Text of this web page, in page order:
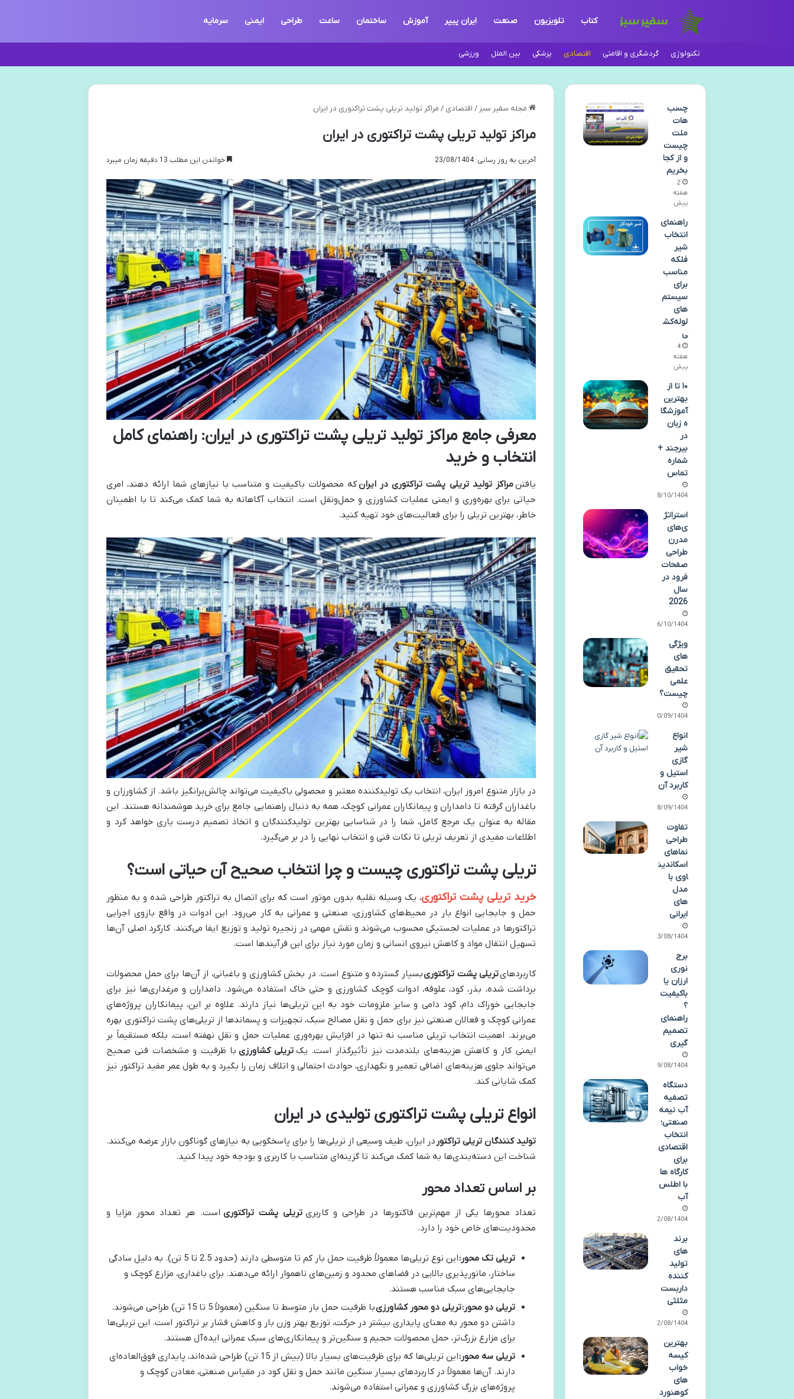
کتاب تلویزیون صنعت ایران پیپر آموزش ساختمان ساعت طراحی ایمنی سرمایه
تکنولوژی گردشگری و اقامتی اقتصادی پزشکی بین الملل ورزشی
مجله سفیر سبز / اقتصادی / مراکز تولید تریلی پشت تراکتوری در ایران
مراکز تولید تریلی پشت تراکتوری در ایران
آخرین به روز رسانی: 23/08/1404 خواندن این مطلب 13 دقیقه زمان میبرد
معرفی جامع مراکز تولید تریلی پشت تراکتوری در ایران: راهنمای کامل
انتخاب و خرید
یافتنمراکز تولید تریلی پشت تراکتوری در ایرانکه محصولات باکیفیت و متناسب با نیازهای شما ارائه دهند، امری
حیاتی برای بهره‌وری و ایمنی عملیات کشاورزی و حمل‌ونقل است. انتخاب آگاهانه به شما کمک می‌کند تا با اطمینان
خاطر، بهترین تریلی را برای فعالیت‌های خود تهیه کنید.
در بازار متنوع امروز ایران، انتخاب یک تولیدکننده معتبر و محصولی باکیفیت می‌تواند چالش‌برانگیز باشد. از کشاورزان و
باغداران گرفته تا دامداران و پیمانکاران عمرانی کوچک، همه به دنبال راهنمایی جامع برای خرید هوشمندانه هستند. این
مقاله به عنوان یک مرجع کامل، شما را در شناسایی بهترین تولیدکنندگان و اتخاذ تصمیم درست یاری خواهد کرد و
اطلاعات مفیدی از تعریف تریلی تا نکات فنی و انتخاب نهایی را در بر می‌گیرد.
تریلی پشت تراکتوری چیست و چرا انتخاب صحیح آن حیاتی است؟
خرید تریلی پشت تراکتوری، یک وسیله نقلیه بدون موتور است که برای اتصال به تراکتور طراحی شده و به منظور
حمل و جابجایی انواع بار در محیط‌های کشاورزی، صنعتی و عمرانی به کار می‌رود. این ادوات در واقع بازوی اجرایی
تراکتورها در عملیات لجستیکی محسوب می‌شوند و نقش مهمی در زنجیره تولید و توزیع ایفا می‌کنند. کارکرد اصلی آن‌ها
تسهیل انتقال مواد و کاهش نیروی انسانی و زمان مورد نیاز برای این فرآیندها است.
کاربردهایتریلی پشت تراکتوریبسیار گسترده و متنوع است. در بخش کشاورزی و باغبانی، از آن‌ها برای حمل محصولات
برداشت شده، بذر، کود، علوفه، ادوات کوچک کشاورزی و حتی خاک استفاده می‌شود. دامداران و مرغداری‌ها نیز برای
جابجایی خوراک دام، کود دامی و سایر ملزومات خود به این تریلی‌ها نیاز دارند. علاوه بر این، پیمانکاران پروژه‌های
عمرانی کوچک و فعالان صنعتی نیز برای حمل و نقل مصالح سبک، تجهیزات و پسماندها از تریلی‌های پشت تراکتوری بهره
می‌برند. اهمیت انتخاب تریلی مناسب نه تنها در افزایش بهره‌وری عملیات حمل و نقل نهفته است، بلکه مستقیماً بر
ایمنی کار و کاهش هزینه‌های بلندمدت نیز تأثیرگذار است. یک تریلی کشاورزی با ظرفیت و مشخصات فنی صحیح
می‌تواند جلوی هزینه‌های اضافی تعمیر و نگهداری، حوادث احتمالی و اتلاف زمان را بگیرد و به طول عمر مفید تراکتور نیز
کمک شایانی کند.
انواع تریلی پشت تراکتوری تولیدی در ایران
تولید کنندگان تریلی تراکتور در ایران، طیف وسیعی از تریلی‌ها را برای پاسخگویی به نیازهای گوناگون بازار عرضه می‌کنند.
شناخت این دسته‌بندی‌ها به شما کمک می‌کند تا گزینه‌ای متناسب با کاربری و بودجه خود پیدا کنید.
بر اساس تعداد محور
تعداد محورها یکی از مهم‌ترین فاکتورها در طراحی و کاربری تریلی پشت تراکتوری است. هر تعداد محور مزایا و
محدودیت‌های خاص خود را دارد.
تریلی تک محور:
این نوع تریلی‌ها معمولاً ظرفیت حمل بار کم تا متوسطی دارند (حدود 2.5 تا 5 تن). به دلیل سادگی
ساختار، مانورپذیری بالایی در فضاهای محدود و زمین‌های ناهموار ارائه می‌دهند. برای باغداری، مزارع کوچک و
جابجایی‌های سبک مناسب هستند.
تریلی دو محور:تریلی دو محور کشاورزی
با ظرفیت حمل بار متوسط تا سنگین (معمولاً 5 تا 15 تن) طراحی می‌شوند.
داشتن دو محور به معنای پایداری بیشتر در حرکت، توزیع بهتر وزن بار و کاهش فشار بر تراکتور است. این تریلی‌ها
برای مزارع بزرگ‌تر، حمل محصولات حجیم و سنگین‌تر و پیمانکاری‌های سبک عمرانی ایده‌آل هستند.
تریلی سه محور:
این تریلی‌ها که برای ظرفیت‌های بسیار بالا (بیش از 15 تن) طراحی شده‌اند، پایداری فوق‌العاده‌ای
دارند. آن‌ها معمولاً در کاربردهای بسیار سنگین مانند حمل و نقل کود در مقیاس صنعتی، معادن کوچک و
پروژه‌های بزرگ کشاورزی و عمرانی استفاده می‌شوند.
چسب
هات
ملت
چیست
و از کجا
بخریم
2
هفته
پیش
راهنمای
انتخاب
شیر
فلکه
مناسب
برای
سیستم‌
های
لوله‌کش
ی
4
هفته
پیش
۱۰ تا از
بهترین
آموزشگا
ه زبان
در
بیرجند +
شماره
تماس
28/10/1404
استراتژ
ی‌های
مدرن
طراحی
صفحات
فرود در
سال
2026
06/10/1404
ویژگی
های
تحقیق
علمی
چیست؟
30/09/1404
انواع
شیر
گازی
استیل و
کاربرد آن
28/09/1404
تفاوت
طراحی
نماهای
اسکاندین
اوی با
مدل
های
ایرانی
23/08/1404
برج
نوری
ارزان یا
باکیفیت
؟
راهنمای
تصمیم
گیری
19/08/1404
دستگاه
تصفیه
آب نیمه
صنعتی؛
انتخاب
اقتصادی
برای
کارگاه ها
با اطلس
آب
12/08/1404
برند
های
تولید
کننده
داربست
مثلثی
12/08/1404
بهترین
کیسه
خواب
های
کوهنورد